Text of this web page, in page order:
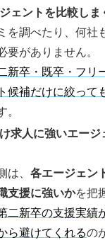
ェントを比較しま
を調べたり、何社
要がありません。
新卒・既卒・フリ
候補だけに絞って
。
求人に強いエージ
は、各エージェン
支援に強いかを把
第二新卒の支援実績
ら避けてくれるの